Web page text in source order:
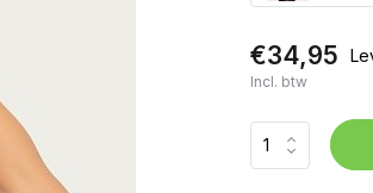
€34,95
Incl. btw